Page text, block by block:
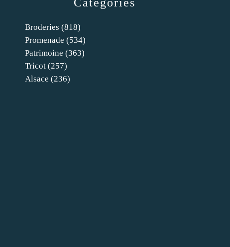
Broderies (818)
Promenade (534)
Patrimoine (363)
Tricot (257)
Alsace (236)